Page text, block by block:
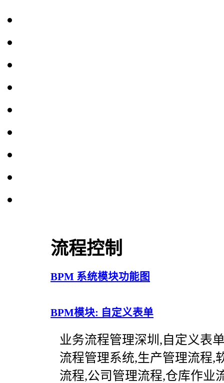
流程控制
BPM 系统模块功能图
BPM模块: 自定义表单
业务流程管理深圳,自定义表
流程管理系统,生产管理流程,
流程,公司管理流程,仓库作业